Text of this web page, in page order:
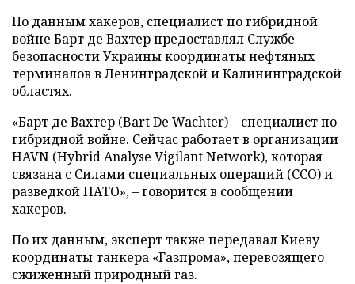
По данным хакеров, специалист по гибридной
войне Барт де Вахтер предоставлял Службе
безопасности Украины координаты нефтяных
терминалов в Ленинградской и Калининградской
областях.
«Барт де Вахтер (Bart De Wachter) – специалист по
гибридной войне. Сейчас работает в организации
HAVN (Hybrid Analyse Vigilant Network), которая
связана с Силами специальных операций (ССО) и
разведкой НАТО», – говорится в сообщении
хакеров.
По их данным, эксперт также передавал Киеву
координаты танкера «Газпрома», перевозящего
сжиженный природный газ.